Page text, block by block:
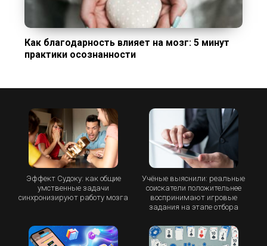
Как благодарность влияет на мозг: 5 минут
практики осознанности
Эффект Судоку: как общие
умственные задачи
синхронизируют работу мозга
Учёные выяснили: реальные
соискатели положительнее
воспринимают игровые
задания на этапе отбора